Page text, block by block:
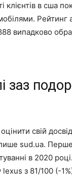
клієнтів в сша
випадково
заз
свій
sud.ua.
в 2020
з 81/100 (-